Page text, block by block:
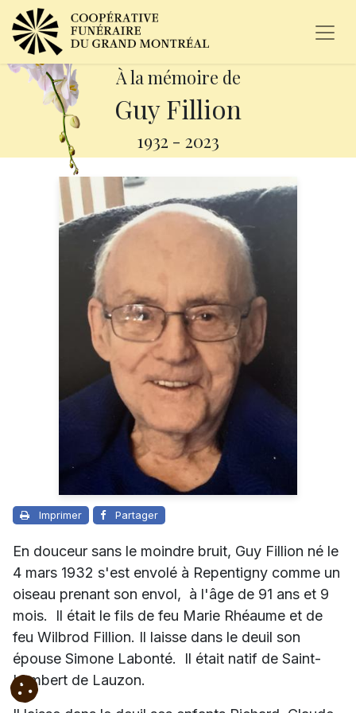
À la mémoire de
Guy Fillion
1932 - 2023
Imprimer Partager
En douceur sans le moindre bruit, Guy Fillion né le
4 mars 1932 s'est envolé à Repentigny comme un
oiseau prenant son envol, à l'âge de 91 ans et 9
mois. Il était le fils de feu Marie Rhéaume et de
feu Wilbrod Fillion. Il laisse dans le deuil son
épouse Simone Labonté. Il était natif de Saint-
Lambert de Lauzon.